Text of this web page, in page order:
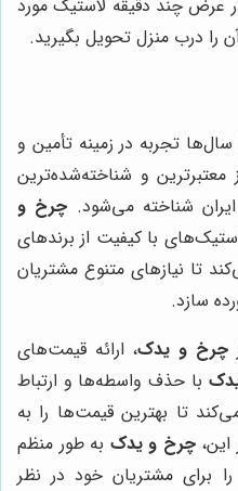
عرض چند دقیقه لاستیک مورد
را درب منزل تحویل بگیرید.
سال‌ها تجربه در زمینه تأمین و
و شناخته‌شده‌ترین
شناخته می‌شود. چرخ و
با کیفیت از برندهای
تا نیازهای متنوع مشتریان
سازد.
چرخ و یدک، ارائه قیمت‌های
با حذف واسطه‌ها و ارتباط
تا بهترین قیمت‌ها را به
این،چرخ و یدک به طور منظم
برای مشتریان خود در نظر